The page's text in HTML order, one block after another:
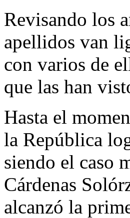
Revisando los
apellidos van
con varios de
que las han
Hasta el
la República
siendo el caso
Cárdenas
alcanzó la